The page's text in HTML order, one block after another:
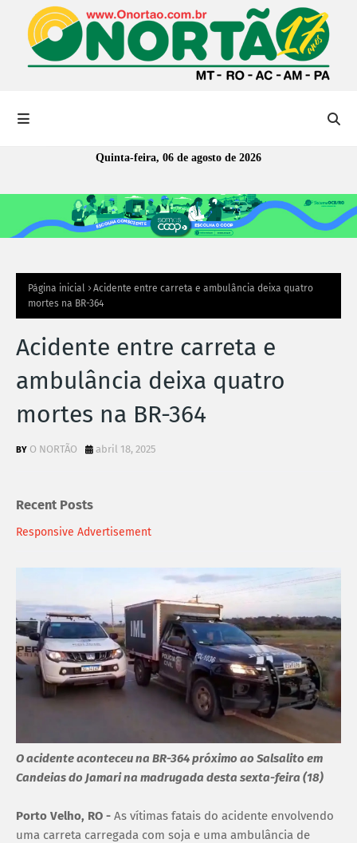
Quinta-feira, 06 de agosto de 2026
Página inicial
Acidente entre carreta e ambulância deixa quatro
mortes na BR-364
Acidente entre carreta e
ambulância deixa quatro
mortes na BR-364
O NORTÃO abril 18, 2025
Recent Posts
Responsive Advertisement
O acidente aconteceu na BR-364 próximo ao Salsalito em
Candeias do Jamari na madrugada desta sexta-feira (18)
Porto Velho, RO - As vítimas fatais do acidente envolvendo
uma carreta carregada com soja e uma ambulância de